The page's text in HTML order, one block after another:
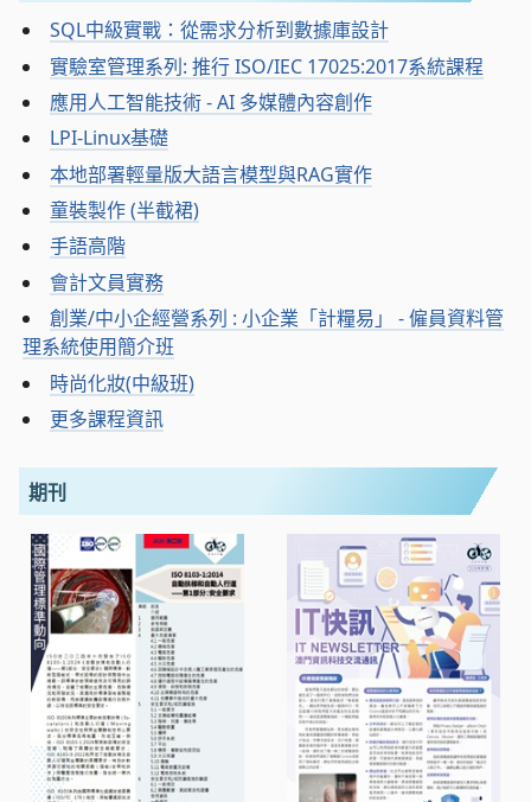
SQL中級實戰：從需求分析到數據庫設計
實驗室管理系列: 推行 ISO/IEC 17025:2017系統課程
應用人工智能技術 - AI 多媒體內容創作
LPI-Linux基礎
本地部署輕量版大語言模型與RAG實作
童裝製作 (半截裙)
手語高階
會計文員實務
創業/中小企經營系列 : 小企業「計糧易」 - 僱員資料管
理系統使用簡介班
時尚化妝(中級班)
更多課程資訊
期刊